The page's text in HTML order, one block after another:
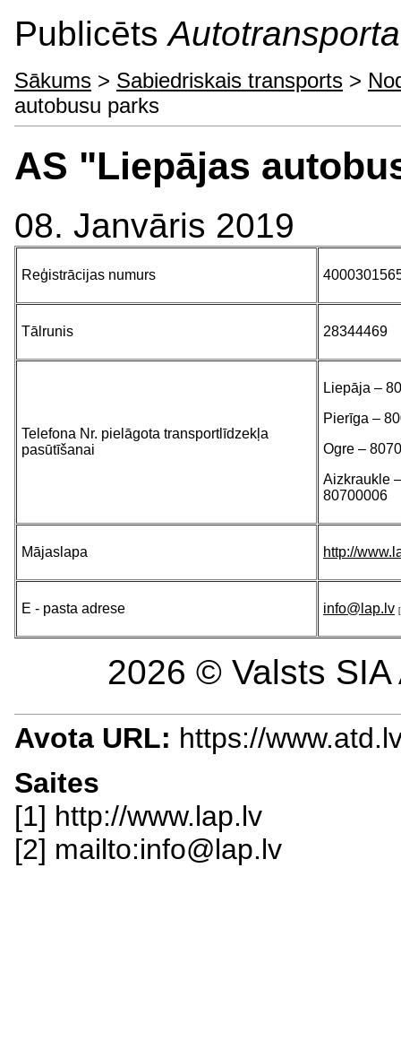
Publicēts
Sākums > Sabiedriskais transports >
autobusu parks
AS "Liepājas
08. Janvāris 2019
Reģistrācijas numurs
Tālrunis 28344469
Telefona Nr. pielāgota transportlīdzekļa
pasūtīšanai
Liepāja –
Pierīga –
Ogre –
Aizkraukle –
80700006
Mājaslapa http://
E - pasta adrese info@lap.lv
2026 © Valsts
Avota URL: https://
Saites
[1] http://www.lap.lv
[2] mailto:info@lap.lv